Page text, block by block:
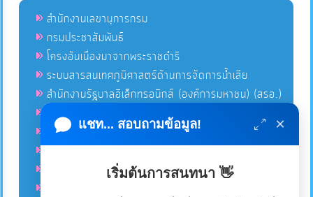
แชท... สอบถามข้อมูล! ×
เริ่มต้นการสนทนา 👋
สำนักงานเลขานุการกรม
กรมประชาสัมพันธ์
โครงอันเนื่องมาจากพระราชดำริ
ระบบสารสนเทศภูมิศาสตร์ด้านการจัดการน้ำเสีย
สำนักงานรัฐบาลอิเล็กทรอนิกส์ (องค์การมหาชน) (สรอ.)
โครงการอนุรักษ์พันธุกรรมพืชอันเนื่องมาจากพระราชดำริ
คลังข่าวมหาไทย
คู่มือตาม พ.ร.บ.อำนวยความสดวกฯ
ฐานข้อมูลหน่วยงานภาครัฐ (INFO)